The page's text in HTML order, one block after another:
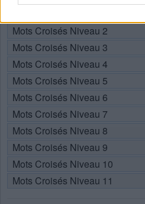
Mots Croisés Niveau 2
Mots Croisés Niveau 3
Mots Croisés Niveau 4
Mots Croisés Niveau 5
Mots Croisés Niveau 6
Mots Croisés Niveau 7
Mots Croisés Niveau 8
Mots Croisés Niveau 9
Mots Croisés Niveau 10
Mots Croisés Niveau 11